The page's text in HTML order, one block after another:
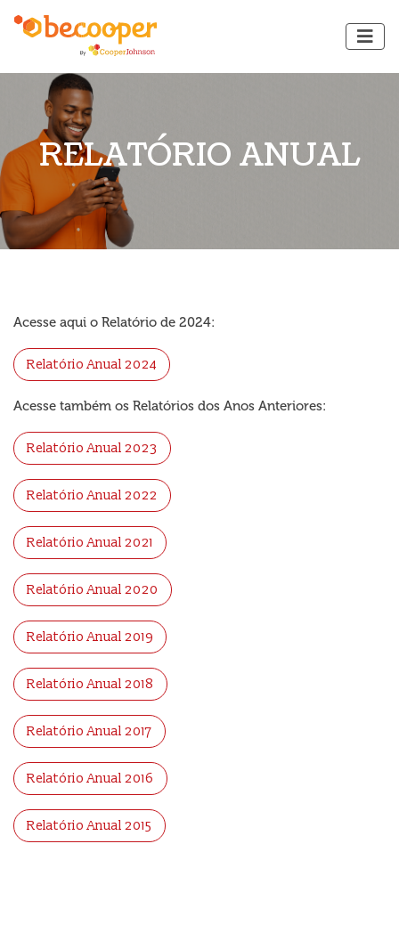
RELATÓRIO ANUAL
Acesse aqui o Relatório de 2024:
Relatório Anual 2024
Acesse também os Relatórios dos Anos Anteriores:
Relatório Anual 2023
Relatório Anual 2022
Relatório Anual 2021
Relatório Anual 2020
Relatório Anual 2019
Relatório Anual 2018
Relatório Anual 2017
Relatório Anual 2016
Relatório Anual 2015